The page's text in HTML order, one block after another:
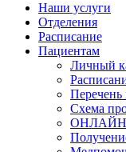
Наши услуги
Отделения
Расписание
Пациентам
Личный
Перечень
Схема